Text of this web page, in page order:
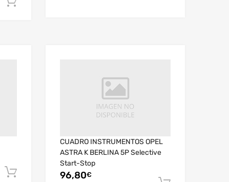
CUADRO INSTRUMENTOS OPEL
ASTRA K BERLINA 5P Selective
Start-Stop
96,80€